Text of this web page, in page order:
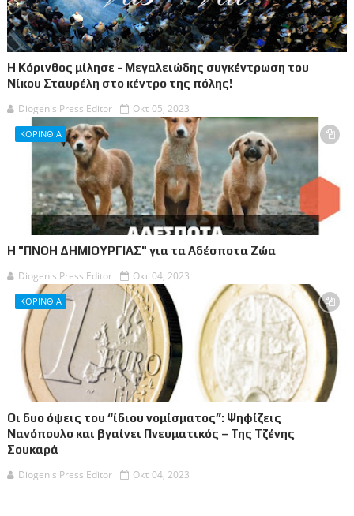
Η Κόρινθος μίλησε - Μεγαλειώδης συγκέντρωση του
Νίκου Σταυρέλη στο κέντρο της πόλης!
Diogenis Press Editor
Οκτ 05, 2023
ΚΟΡΙΝΘΙΑ
Η "ΠΝΟΗ ΔΗΜΙΟΥΡΓΙΑΣ" για τα Αδέσποτα Ζώα
Diogenis Press Editor
Οκτ 04, 2023
ΚΟΡΙΝΘΙΑ
Οι δυο όψεις του “ίδιου νομίσματος”: Ψηφίζεις
Νανόπουλο και βγαίνει Πνευματικός – Της Τζένης
Σουκαρά
Diogenis Press Editor
Οκτ 04, 2023